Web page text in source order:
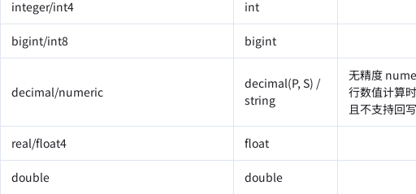
integer/int4 int
bigint/int8 bigint
decimal/numeric
decimal(P, S) /
string
无精度
行数值计算
且不支持回写
real/float4 float
double double